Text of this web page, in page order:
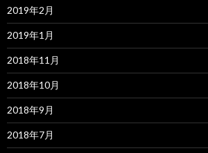
2019年2月
2019年1月
2018年11月
2018年10月
2018年9月
2018年7月